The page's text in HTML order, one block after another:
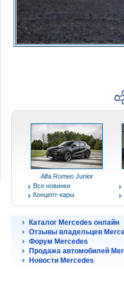
Alfa Romeo Junior
Все новинки
Концепт-кары
Каталог Mercedes онлайн
Отзывы владельцев
Форум Mercedes
Продажа автомобилей
Новости Mercedes